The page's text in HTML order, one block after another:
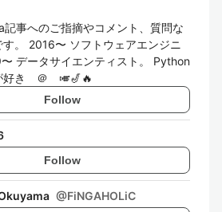
記事へのご指摘やコメント、質問な
す。 2016〜 ソフトウェアエンジニ
データサイエンティスト。 Python
好き ＠ 🎺🎷🔥
Follow
Follow
@FiNGAHOLiC